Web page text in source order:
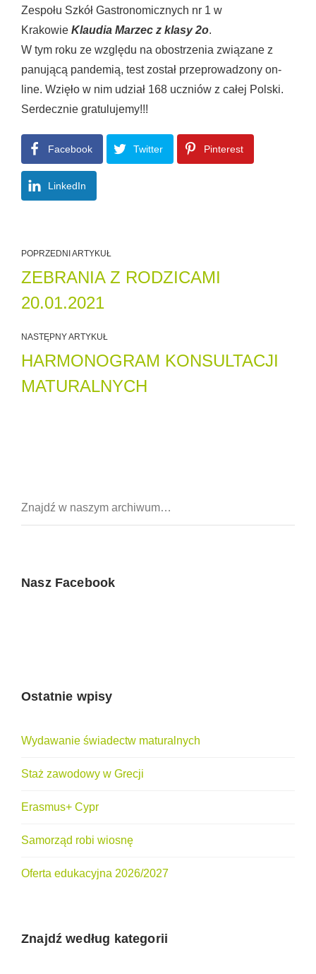
Zespołu Szkół Gastronomicznych nr 1 w
Krakowie Klaudia Marzec z klasy 2o.
W tym roku ze względu na obostrzenia związane z
panującą pandemią, test został przeprowadzony on-
line. Wzięło w nim udział 168 uczniów z całej Polski.
Serdecznie gratulujemy!!!
Facebook Twitter Pinterest
LinkedIn
POPRZEDNI ARTYKUŁ
ZEBRANIA Z RODZICAMI
20.01.2021
NASTĘPNY ARTYKUŁ
HARMONOGRAM KONSULTACJI
MATURALNYCH
Nasz Facebook
Ostatnie wpisy
Wydawanie świadectw maturalnych
Staż zawodowy w Grecji
Erasmus+ Cypr
Samorząd robi wiosnę
Oferta edukacyjna 2026/2027
Znajdź według kategorii